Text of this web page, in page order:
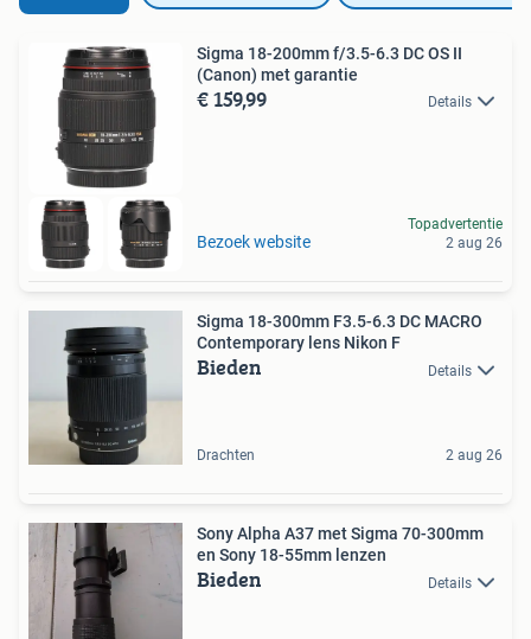
Sigma 18-200mm f/3.5-6.3 DC OS II
(Canon) met garantie
€ 159,99 Details
Bezoek website
Topadvertentie
2 aug 26
Sigma 18-300mm F3.5-6.3 DC MACRO
Contemporary lens Nikon F
Bieden Details
Drachten 2 aug 26
Sony Alpha A37 met Sigma 70-300mm
en Sony 18-55mm lenzen
Bieden Details